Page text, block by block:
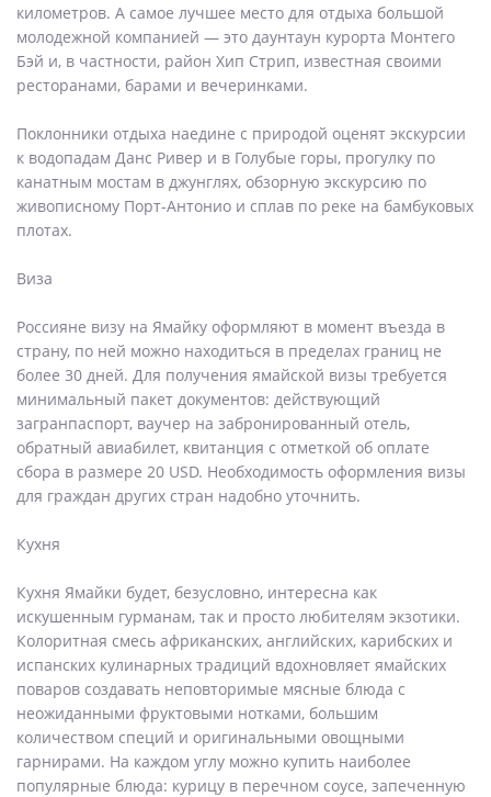
километров. А самое лучшее место для отдыха большой
молодежной компанией — это даунтаун курорта Монтего
Бэй и, в частности, район Хип Стрип, известная своими
ресторанами, барами и вечеринками.
Поклонники отдыха наедине с природой оценят экскурсии
к водопадам Данс Ривер и в Голубые горы, прогулку по
канатным мостам в джунглях, обзорную экскурсию по
живописному Порт-Антонио и сплав по реке на бамбуковых
плотах.
Виза
Россияне визу на Ямайку оформляют в момент въезда в
страну, по ней можно находиться в пределах границ не
более 30 дней. Для получения ямайской визы требуется
минимальный пакет документов: действующий
загранпаспорт, ваучер на забронированный отель,
обратный авиабилет, квитанция с отметкой об оплате
сбора в размере 20 USD. Необходимость оформления визы
для граждан других стран надобно уточнить.
Кухня
Кухня Ямайки будет, безусловно, интересна как
искушенным гурманам, так и просто любителям экзотики.
Колоритная смесь африканских, английских, карибских и
испанских кулинарных традиций вдохновляет ямайских
поваров создавать неповторимые мясные блюда с
неожиданными фруктовыми нотками, большим
количеством специй и оригинальными овощными
гарнирами. На каждом углу можно купить наиболее
популярные блюда: курицу в перечном соусе, запеченную